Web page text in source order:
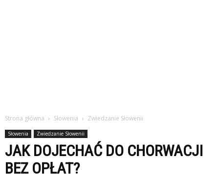
Strona główna Słowenia Zwiedzanie Słowenii
Słowenia Zwiedzanie Słowenii
JAK DOJECHAĆ DO CHORWACJI
BEZ OPŁAT?